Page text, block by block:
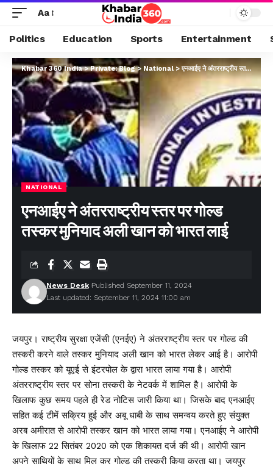
Aa
Politics Education Sports Entertainment
Khabar 360 India>Private: Blog> National>एनआईए ने अंतरराष्ट्रीय स्तर पर गोल्ड तस्कर मुनियाद अली खान को भारत लाई
NATIONAL
एनआईए ने अंतरराष्ट्रीय स्तर पर गोल्ड
तस्कर मुनियाद अली खान को भारत लाई
Last updated: September 11, 2024 11:00 am
News Desk Published September 11, 2024
जयपुर। राष्ट्रीय सुरक्षा एजेंसी (एनईए) ने अंतरराष्ट्रीय स्तर पर गोल्ड की
तस्करी करने वाले तस्कर मुनियाद अली खान को भारत लेकर आई है। आरोपी
गोल्ड तस्कर को यूएई से इंटरपोल के द्वारा भारत लाया गया है। आरोपी
अंतरराष्ट्रीय स्तर पर सोना तस्करी के नेटवर्क में शामिल है। आरोपी के
खिलाफ कुछ समय पहले ही रेड नोटिस जारी किया था। जिसके बाद एनआईए
सहित कई टीमें सक्रिय हुई और अबू धाबी के साथ समन्वय करते हुए संयुक्त
अरब अमीरात से आरोपी तस्कर खान को भारत लाया गया। एनआईए ने आरोपी
के खिलाफ 22 सितंबर 2020 को एक शिकायत दर्ज की थी। आरोपी खान
अपने साथियों के साथ मिल कर गोल्ड की तस्करी किया करता था। जयपुर